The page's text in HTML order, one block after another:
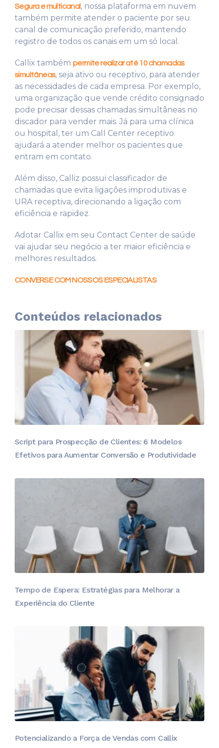
Segura e multicanal, nossa plataforma em nuvem
também permite atender o paciente por seu
canal de comunicação preferido, mantendo
registro de todos os canais em um só local.
Callix também permite realizar até 10 chamadas
simultâneas, seja ativo ou receptivo, para atender
as necessidades de cada empresa. Por exemplo,
uma organização que vende crédito consignado
pode precisar dessas chamadas simultâneas no
discador para vender mais. Já para uma clínica
ou hospital, ter um Call Center receptivo
ajudará a atender melhor os pacientes que
entram em contato.
Além disso, Calliz possui classificador de
chamadas que evita ligações improdutivas e
URA receptiva, direcionando a ligação com
eficiência e rapidez.
Adotar Callix em seu Contact Center de saúde
vai ajudar seu negócio a ter maior eficiência e
melhores resultados.
CONVERSE COM NOSSOS ESPECIALISTAS
Conteúdos relacionados
Script para Prospecção de Clientes: 6 Modelos
Efetivos para Aumentar Conversão e Produtividade
Tempo de Espera: Estratégias para Melhorar a
Experiência do Cliente
Potencializando a Força de Vendas com Callix